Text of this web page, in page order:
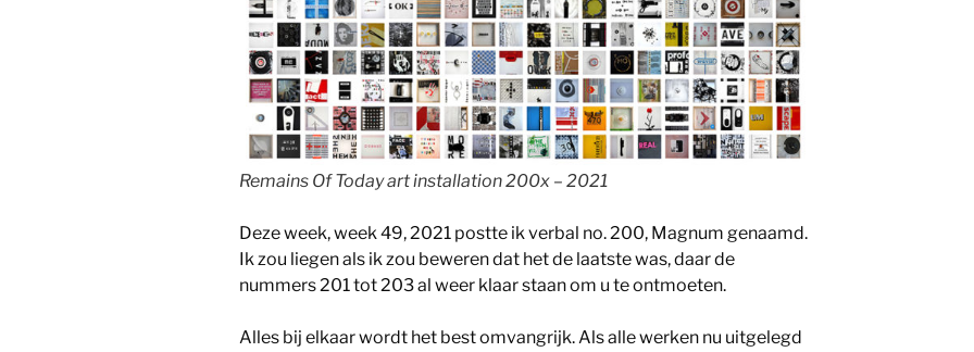
Remains Of Today art installation 200x – 2021
Deze week, week 49, 2021 postte ik verbal no. 200, Magnum genaamd.
Ik zou liegen als ik zou beweren dat het de laatste was, daar de
nummers 201 tot 203 al weer klaar staan om u te ontmoeten.
Alles bij elkaar wordt het best omvangrijk. Als alle werken nu uitgelegd